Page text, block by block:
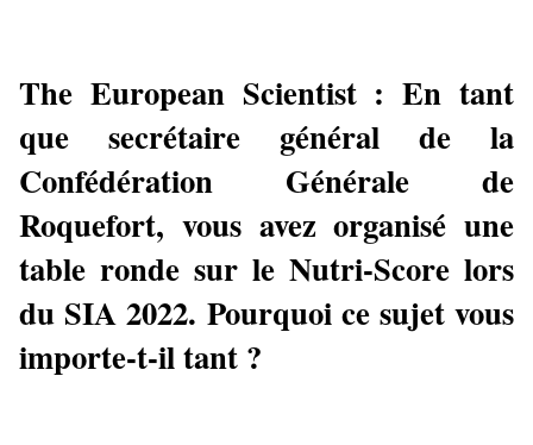
The European Scientist : En tant
que secrétaire général de la
Confédération Générale de
Roquefort, vous avez organisé une
table ronde sur le Nutri-Score lors
du SIA 2022. Pourquoi ce sujet vous
importe-t-il tant ?